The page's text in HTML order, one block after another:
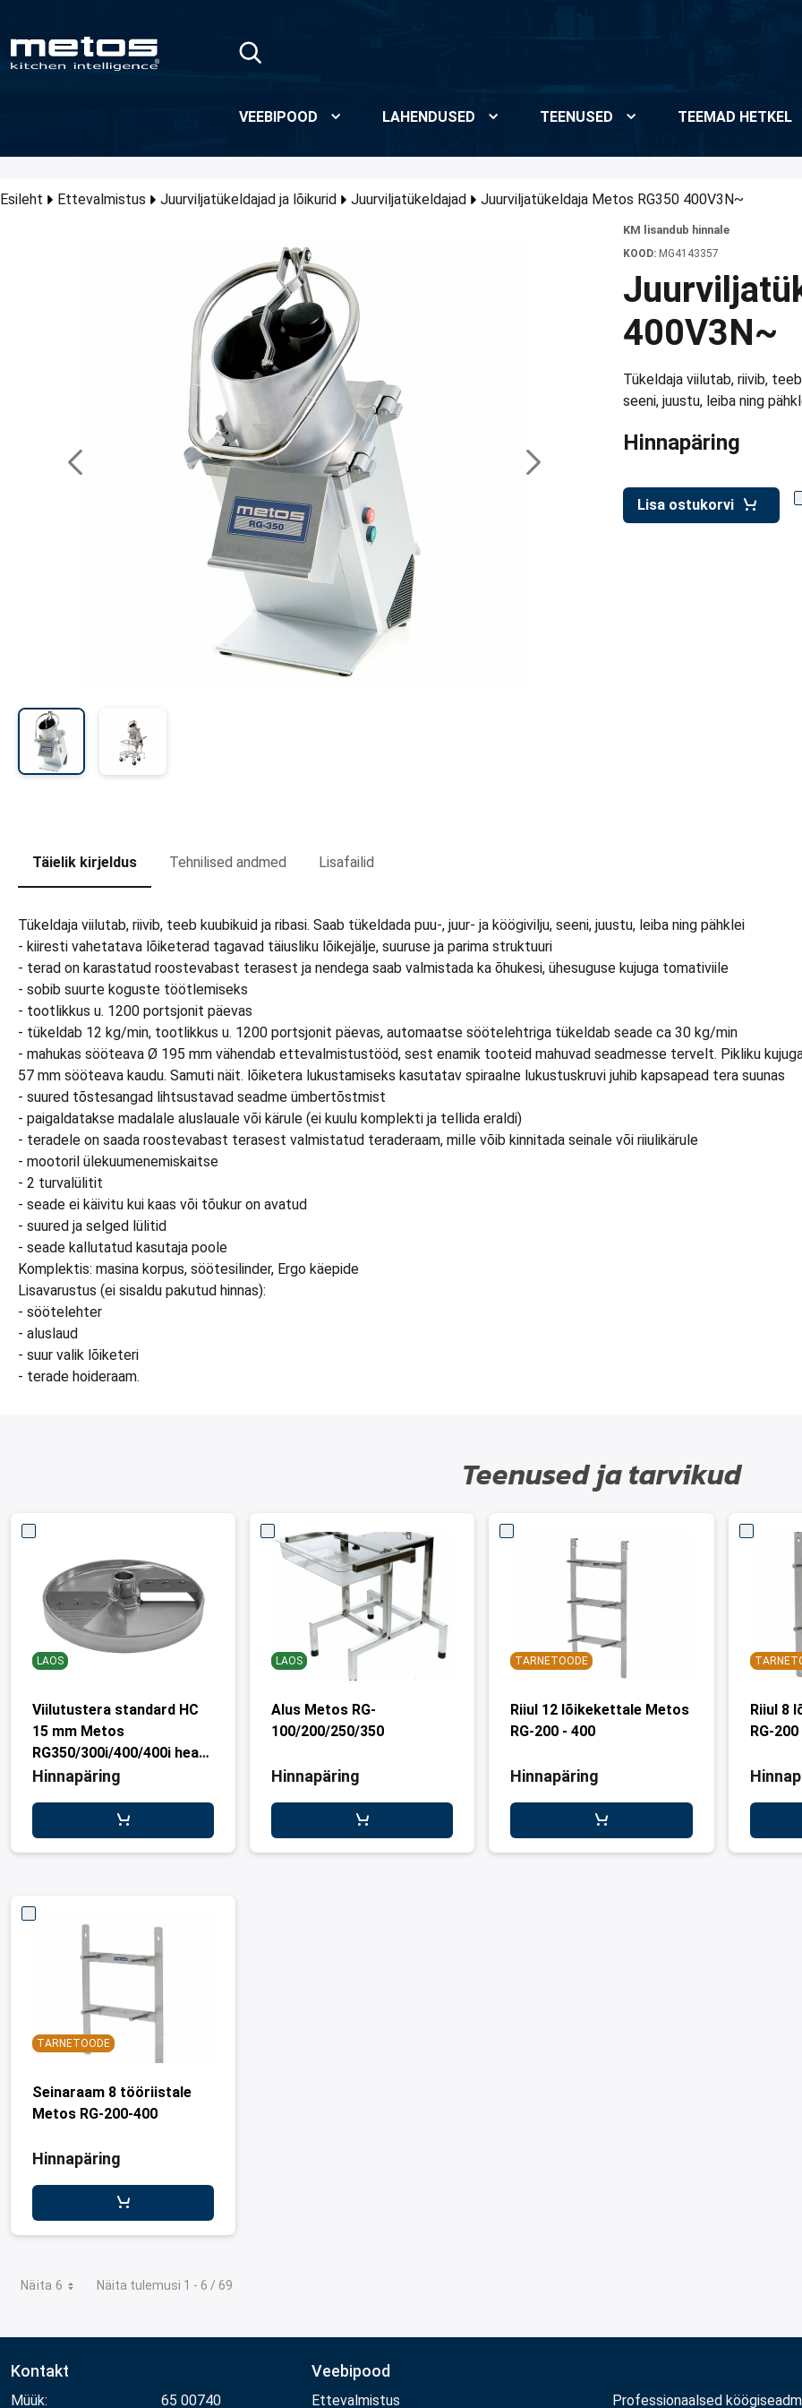
VEEBIPOOD LAHENDUSED TEENUSED TEEMAD HETKEL
Esileht Ettevalmistus Juurviljatükeldajad ja lõikurid Juurviljatükeldajad Juurviljatükeldaja Metos RG350 400V3N~
KM lisandub hinnale
KOOD: MG4143357
400V3N~
Tükeldaja viilutab, riivib,
seeni, juustu, leiba ning
Hinnapäring
Lisa ostukorvi
Täielik kirjeldus Tehnilised andmed Lisafailid
Tükeldaja viilutab, riivib, teeb kuubikuid ja ribasi. Saab tükeldada puu-, juur- ja köögivilju, seeni, juustu, leiba ning pähklei
- kiiresti vahetatava lõiketerad tagavad täiusliku lõikejälje, suuruse ja parima struktuuri
- terad on karastatud roostevabast terasest ja nendega saab valmistada ka õhukesi, ühesuguse kujuga tomativiile
- sobib suurte koguste töötlemiseks
- tootlikkus u. 1200 portsjonit päevas
- tükeldab 12 kg/min, tootlikkus u. 1200 portsjonit päevas, automaatse söötelehtriga tükeldab seade ca 30 kg/min
- mahukas sööteava Ø 195 mm vähendab ettevalmistustööd, sest enamik tooteid mahuvad seadmesse tervelt. Pikliku
57 mm sööteava kaudu. Samuti näit. lõiketera lukustamiseks kasutatav spiraalne lukustuskruvi juhib kapsapead tera suunas
- suured tõstesangad lihtsustavad seadme ümbertõstmist
- paigaldatakse madalale aluslauale või kärule (ei kuulu komplekti ja tellida eraldi)
- teradele on saada roostevabast terasest valmistatud teraderaam, mille võib kinnitada seinale või riiulikärule
- mootoril ülekuumenemiskaitse
- 2 turvalülitit
- seade ei käivitu kui kaas või tõukur on avatud
- suured ja selged lülitid
- seade kallutatud kasutaja poole
Komplektis: masina korpus, söötesilinder, Ergo käepide
Lisavarustus (ei sisaldu pakutud hinnas):
- söötelehter
- aluslaud
- suur valik lõiketeri
- terade hoideraam.
Teenused ja tarvikud
LAOS
Viilutustera standard HC
15 mm Metos
RG350/300i/400/400i heavy
duty
Hinnapäring
LAOS
Alus Metos RG-
100/200/250/350
Hinnapäring
TARNETOODE
Riiul 12 lõikekettale Metos
RG-200 - 400
Hinnapäring
Riiul 8
RG-
TARNETOODE
Seinaraam 8 tööriistale
Metos RG-200-400
Hinnapäring
Näita 6 Näita tulemusi 1 - 6 / 69
Kontakt
Müük: 65 00740
Veebipood
Ettevalmistus Professionaalsed